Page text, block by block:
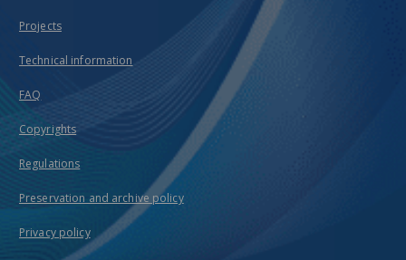
Projects
Technical information
FAQ
Copyrights
Regulations
Preservation and archive policy
Privacy policy